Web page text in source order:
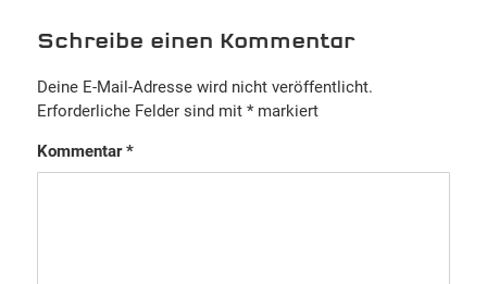
Schreibe einen Kommentar
Deine E-Mail-Adresse wird nicht veröffentlicht.
Erforderliche Felder sind mit *markiert
Kommentar*